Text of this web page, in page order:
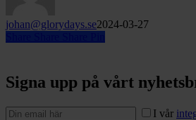
johan@glorydays.se2024-03-27
Signa upp på vårt
I vår